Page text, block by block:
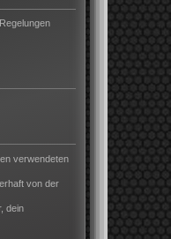
verwendeten
von der
dein